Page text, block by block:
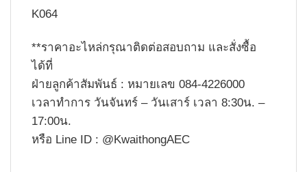
K064
**ราคาอะไหล่กรุณาติดต่อสอบถาม และสั่งซื้อ
ได้ที่
ฝ่ายลูกค้าสัมพันธ์ : หมายเลข 084-4226000
เวลาทำการ วันจันทร์ – วันเสาร์ เวลา 8:30น. –
17:00น.
หรือ Line ID : @KwaithongAEC